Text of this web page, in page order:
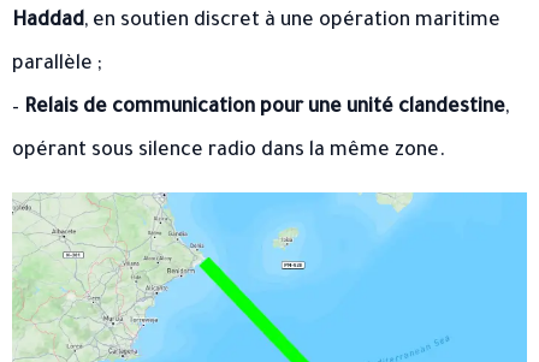
Haddad, en soutien discret à une opération maritime
parallèle ;
– Relais de communication pour une unité clandestine,
opérant sous silence radio dans la même zone.